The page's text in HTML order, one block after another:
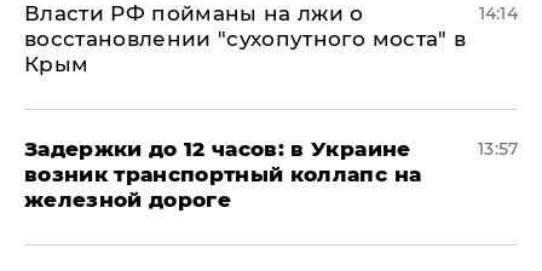
Власти РФ пойманы на лжи о
восстановлении "сухопутного моста" в
Крым
14:14
Задержки до 12 часов: в Украине
возник транспортный коллапс на
железной дороге
13:57